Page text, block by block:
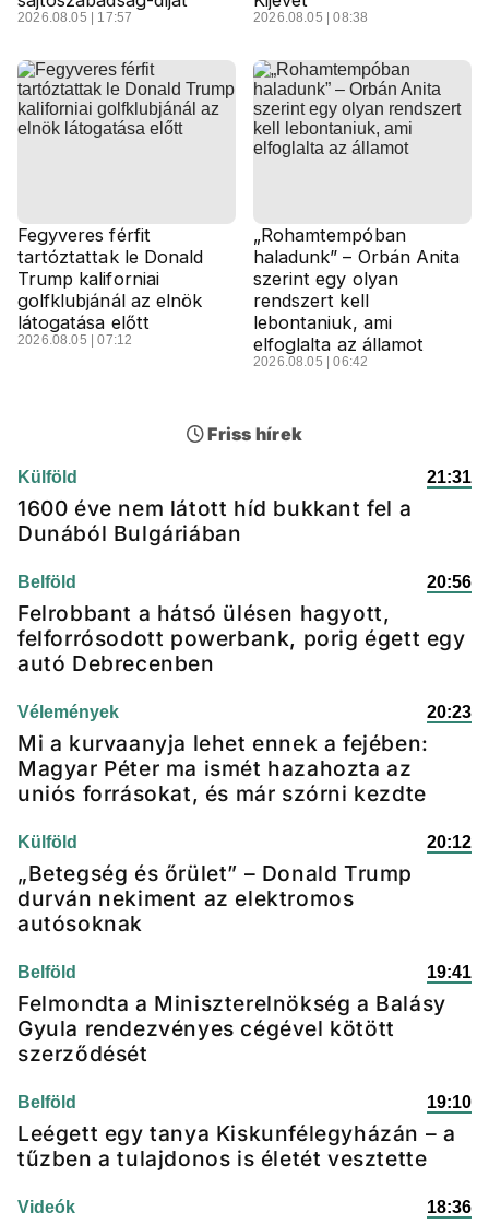
2026.08.05 | 17:57 2026.08.05 | 08:38
Fegyveres férfit
tartóztattak le Donald
Trump kaliforniai
golfklubjánál az elnök
látogatása előtt
2026.08.05 | 07:12
„Rohamtempóban
haladunk” – Orbán Anita
szerint egy olyan
rendszert kell
lebontaniuk, ami
elfoglalta az államot
2026.08.05 | 06:42
Friss hírek
Külföld 21:31
1600 éve nem látott híd bukkant fel a
Dunából Bulgáriában
Belföld 20:56
Felrobbant a hátsó ülésen hagyott,
felforrósodott powerbank, porig égett egy
autó Debrecenben
Vélemények 20:23
Mi a kurvaanyja lehet ennek a fejében:
Magyar Péter ma ismét hazahozta az
uniós forrásokat, és már szórni kezdte
Külföld 20:12
„Betegség és őrület” – Donald Trump
durván nekiment az elektromos
autósoknak
Belföld 19:41
Felmondta a Miniszterelnökség a Balásy
Gyula rendezvényes cégével kötött
szerződését
Belföld 19:10
Leégett egy tanya Kiskunfélegyházán – a
tűzben a tulajdonos is életét vesztette
Videók 18:36